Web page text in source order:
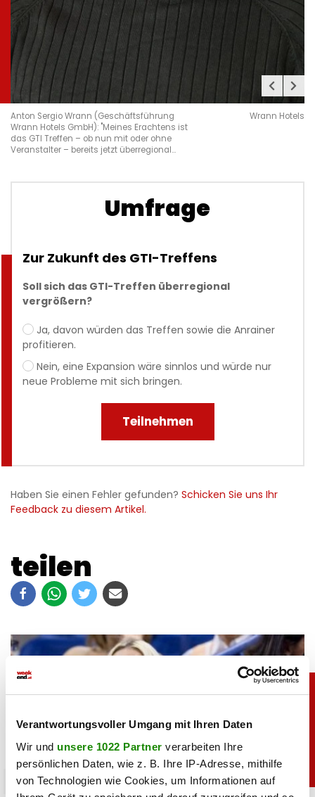
Verantwortungsvoller Umgang mit Ihren Daten
Wir und unsere 1022 Partner verarbeiten Ihre
persönlichen Daten, wie z. B. Ihre IP-Adresse, mithilfe
von Technologien wie Cookies, um Informationen auf
Anton Sergio Wrann (Geschäftsführung
Wrann Hotels GmbH): "Meines Erachtens ist
das GTI Treffen – ob nun mit oder ohne
Veranstalter – bereits jetzt überregional…
Wrann Hotels
Umfrage
Zur Zukunft des GTI-Treffens
Soll sich das GTI-Treffen überregional
vergrößern?
Ja, davon würden das Treffen sowie die Anrainer
profitieren.
Nein, eine Expansion wäre sinnlos und würde nur
neue Probleme mit sich bringen.
Teilnehmen
Haben Sie einen Fehler gefunden? Schicken Sie uns Ihr
Feedback zu diesem Artikel.
teilen
sport